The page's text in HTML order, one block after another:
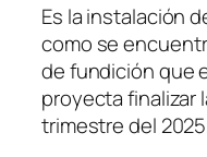
Es la instalación
como se
de fundición que
proyecta finalizar
trimestre del